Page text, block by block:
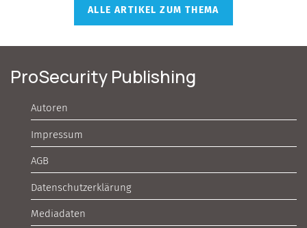
ALLE ARTIKEL ZUM THEMA
ProSecurity Publishing
Autoren
Impressum
AGB
Datenschutzerklärung
Mediadaten